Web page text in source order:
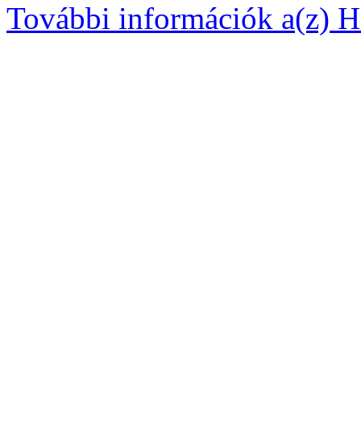
További információk a(z)